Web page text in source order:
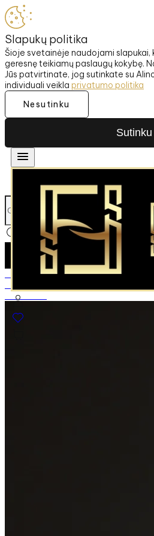
Slapukų politika
Šioje svetainėje naudojami slapukai,
geresnę teikiamų paslaugų kokybę.
Jūs patvirtinate, jog sutinkate su
individuali veikla privatumo politika
Nesutinku
Sutinku
Jauskis gražiai kasdien
Atraskite